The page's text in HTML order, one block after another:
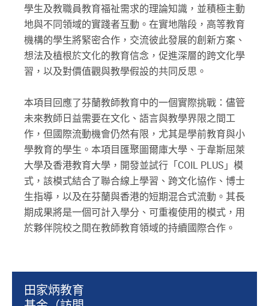
學生及教職員教育福祉需求的理論知識，並積極主動
地與不同領域的實踐者互動。在實地階段，高等教育
機構的學生將緊密合作，交流彼此發展的創新方案、
想法及植根於文化的教育信念，促進深層的跨文化學
習，以及對價值觀與教學假設的共同反思。
本項目回應了芬蘭教師教育中的一個實際挑戰：儘管
未來教師日益需要在文化、語言與教學界限之間工
作，但國際流動機會仍然有限，尤其是學前教育與小
學教育的學生。本項目匯聚圖爾庫大學、于韋斯屈萊
大學及香港教育大學，開發並試行「COIL PLUS」模
式，該模式結合了聯合線上學習、跨文化協作、博士
生指導，以及在芬蘭與香港的短期混合式流動。其長
期成果將是一個可計入學分、可重複使用的模式，用
於夥伴院校之間在教師教育領域的持續國際合作。
田家炳教育